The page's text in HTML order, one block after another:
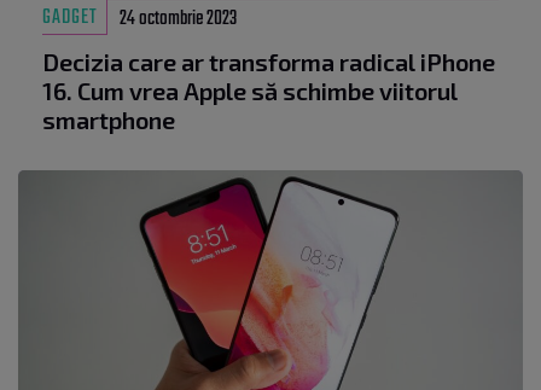
GADGET 24 octombrie 2023
Decizia care ar transforma radical iPhone
16. Cum vrea Apple să schimbe viitorul
smartphone